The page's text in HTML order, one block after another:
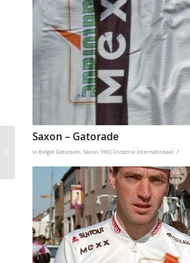
Saxon – Gatorade
in België Gatorade, Saxon 1992 Crosstrui Internationaal /